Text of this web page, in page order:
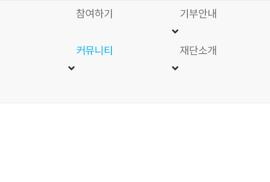
참여하기 기부안내
커뮤니티 재단소개